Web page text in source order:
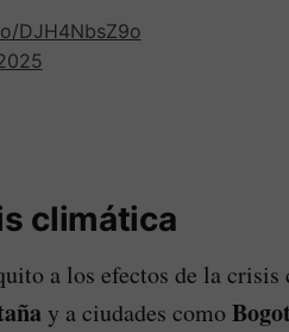
DJH4NbsZ9o
climática
a los efectos de la
y a ciudades como